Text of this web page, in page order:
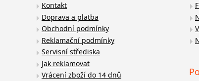
Kontakt
Doprava a platba
Obchodní podmínky
Reklamační podmínky
Servisní střediska
Jak reklamovat
Vrácení zboží do 14 dnů